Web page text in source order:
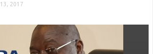
13, 2017